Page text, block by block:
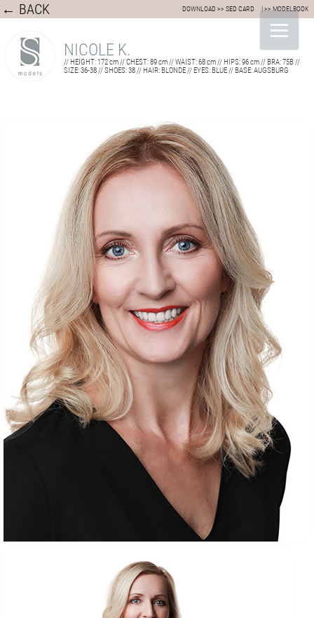
← BACK | >> MODELBOOK
DOWNLOAD >> SED CARD
NICOLE K.
// HEIGHT: 172 cm // CHEST: 89 cm // WAIST: 68 cm // HIPS: 96 cm // BRA: 75B //
SIZE: 36-38 // SHOES: 38 // HAIR: BLONDE // EYES: BLUE // BASE: AUGSBURG